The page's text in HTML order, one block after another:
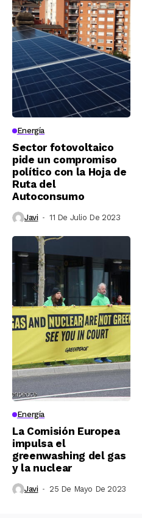
Energía
Sector fotovoltaico
pide un compromiso
político con la Hoja de
Ruta del
Autoconsumo
Javi 11 De Julio De 2023
Energía
La Comisión Europea
impulsa el
greenwashing del gas
y la nuclear
Javi 25 De Mayo De 2023